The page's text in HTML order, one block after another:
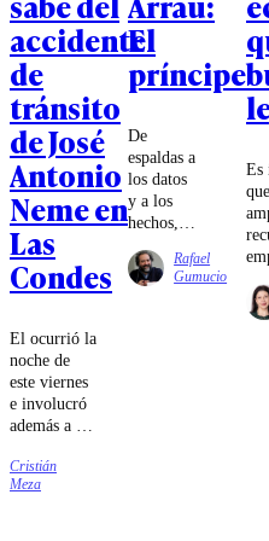
accidente
de
tránsito
de José
Antonio
Neme en
Las
Condes
El ocurrió la
noche de
este viernes
e involucró
además a un
Cristián
Meza
El
príncipe
De
espaldas a
los datos
y a los
hechos,
la
pantalla,
Rafael
Gumucio
Es
y